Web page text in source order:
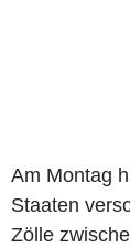
Am Montag
Staaten
Zölle